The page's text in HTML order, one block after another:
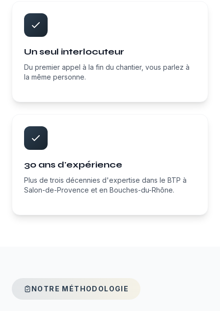
Un seul interlocuteur
Du premier appel à la fin du chantier, vous parlez à
la même personne.
30 ans d'expérience
Plus de trois décennies d'expertise dans le BTP à
Salon-de-Provence et en Bouches-du-Rhône.
NOTRE MÉTHODOLOGIE